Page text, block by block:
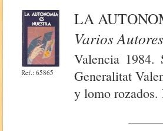
Ref.: 65865
LA
Varios Autores
Valencia 1984.
Generalitat
y lomo